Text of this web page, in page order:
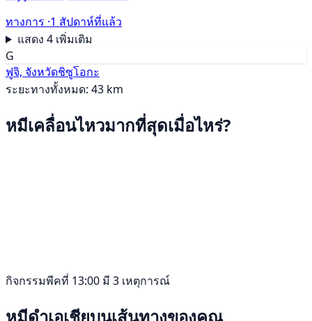
ทางการ ·1 สัปดาห์ที่แล้ว
แสดง 4 เพิ่มเติม
G
ฟูจิ, จังหวัดชิซูโอกะ
ระยะทางทั้งหมด: 43 km
หมีเคลื่อนไหวมากที่สุดเมื่อไหร่?
กิจกรรมพีคที่ 13:00 มี 3 เหตุการณ์
หมีดำเอเชียบนเส้นทางของคุณ